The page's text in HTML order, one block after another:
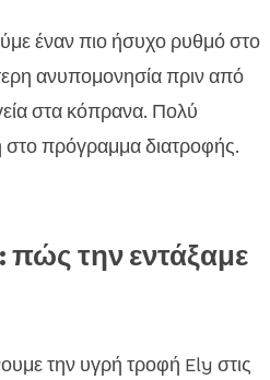
έναν πιο ήσυχο ρυθμό στο
ανυπομονησία πριν από
στα κόπρανα. Πολύ
στο πρόγραμμα διατροφής.
την εντάξαμε
την υγρή τροφή Ely στις